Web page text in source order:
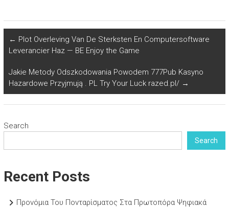
← Plot Overleving Van De Sterksten En Computersoftware
Leverancier Haz — BE Enjoy the Game
Jakie Metody Odszkodowania Powodem 777Pub Kasyno
Hazardowe Przyjmują . PL Try Your Luck razed.pl/ →
Search
Search
Recent Posts
Προνόμια Του Πονταρίσματος Στα Πρωτοπόρα Ψηφιακά